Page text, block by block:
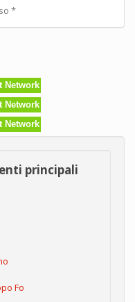
*
Network
Network
Network
principali
Fo